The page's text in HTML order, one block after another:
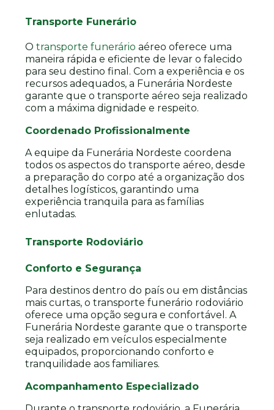
Transporte Funerário
O transporte funerário aéreo oferece uma
maneira rápida e eficiente de levar o falecido
para seu destino final. Com a experiência e os
recursos adequados, a Funerária Nordeste
garante que o transporte aéreo seja realizado
com a máxima dignidade e respeito.
Coordenado Profissionalmente
A equipe da Funerária Nordeste coordena
todos os aspectos do transporte aéreo, desde
a preparação do corpo até a organização dos
detalhes logísticos, garantindo uma
experiência tranquila para as famílias
enlutadas.
Transporte Rodoviário
Conforto e Segurança
Para destinos dentro do país ou em distâncias
mais curtas, o transporte funerário rodoviário
oferece uma opção segura e confortável. A
Funerária Nordeste garante que o transporte
seja realizado em veículos especialmente
equipados, proporcionando conforto e
tranquilidade aos familiares.
Acompanhamento Especializado